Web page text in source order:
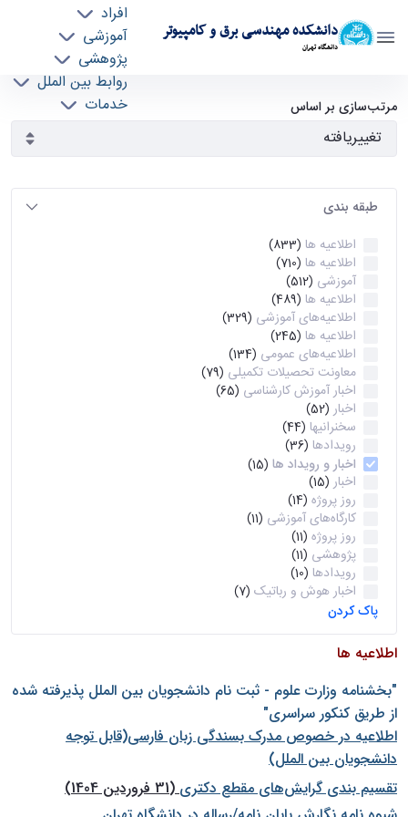
دانشکده مهندسی برق و کامپیوتر
دانشگاه تهران
افراد
آموزشی
پژوهشی
روابط بین الملل
خدمات
آرشیو اطلاعیه ها - ece- دانشکده مهندسی برق و
کامپیوتر
مرتب‌سازی بر اساس
طبقه بندی
اطلاعیه ها (833)
اطلاعیه ها (710)
آموزشی (512)
اطلاعیه ها (489)
اطلاعیه‌های‌ آموزشی (329)
اطلاعیه ها (245)
اطلاعیه‌های عمومی (134)
معاونت تحصیلات تکمیلی (79)
اخبار آموزش کارشناسی (65)
اخبار (52)
سخنرانیها (44)
رویدادها (36)
اخبار و رویداد ها (15)
اخبار (15)
روز پروژه (14)
کارگاه‌های آموزشی (11)
روز پروژه (11)
پژوهشی (11)
رویدادها (10)
اخبار هوش و رباتیک (7)
پاک کردن
اطلاعیه ها
"بخشنامه وزارت علوم - ثبت نام دانشجويان بين الملل پذيرفته شده
از طريق كنكور سراسری"
اطلاعیه در خصوص مدرک بسندگی زبان فارسی(قابل توجه
دانشجویان بین الملل)
تقسیم بندی گرایش‌های مقطع دکتری(31 فروردین 1404)